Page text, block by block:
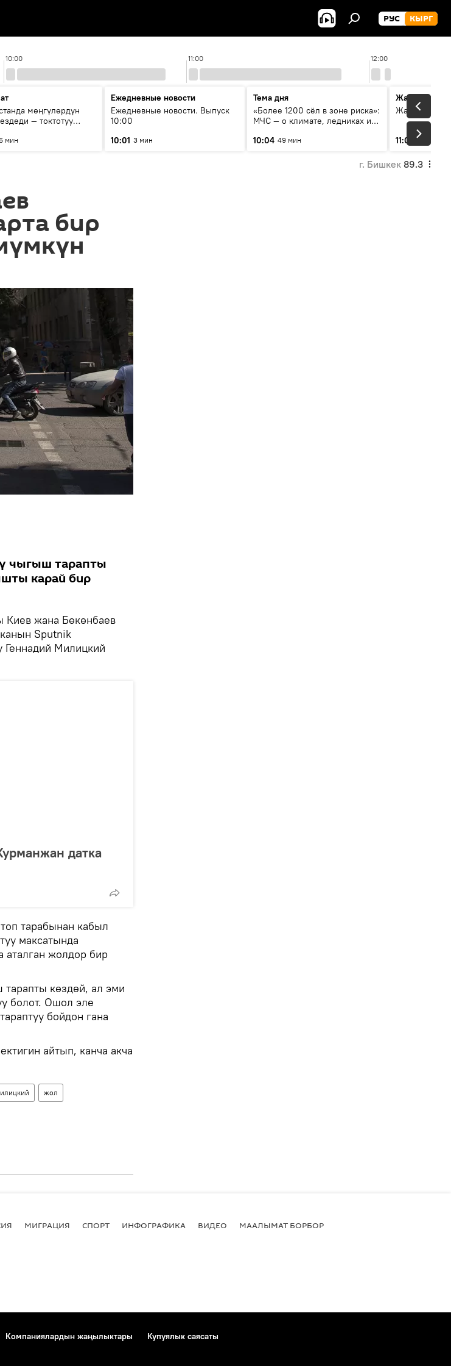
РУС КЫРГ
10:00 11:00 12:00
мөңгүлөрдүн
— токтотуу
мин
Ежедневные новости
Ежедневные новости. Выпуск
10:00
10:01 3 мин
Тема дня
«Более 1200 сёл в зоне риска»:
МЧС — о климате, ледниках и
населения
10:04 49 мин
Жаңылыктар
11:01 3 мин
г. Бишкек 89.3
бир
чыгыш тарапты
карай бир
Киев жана Бөкөнбаев
Sputnik
Геннадий Милицкий
датка
тарабынан кабыл
максатында
аталган жолдор бир
көздөй, ал эми
болот. Ошол эле
бойдон гана
айтып, канча акча
жол
МИГРАЦИЯ СПОРТ ИНФОГРАФИКА ВИДЕО МААЛЫМАТ БОРБОР
Компаниялардын жаңылыктары
Купуялык саясаты